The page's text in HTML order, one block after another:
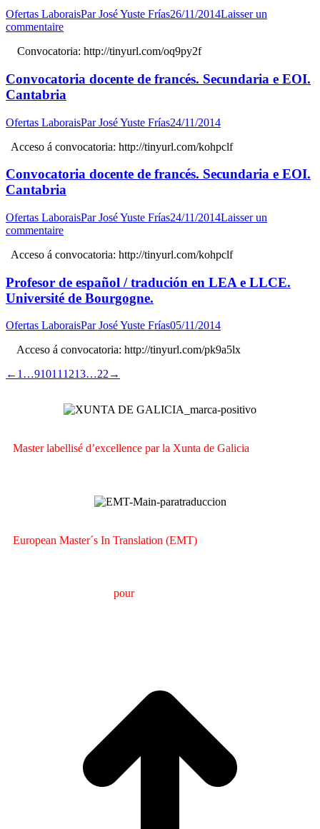
Ofertas LaboraisParJosé Yuste Frías26/11/2014Laisser un
commentaire
Convocatoria: http://tinyurl.com/oq9py2f
Convocatoria docente de francés. Secundaria e EOI.
Cantabria
Ofertas LaboraisParJosé Yuste Frías24/11/2014
Acceso á convocatoria: http://tinyurl.com/kohpclf
Convocatoria docente de francés. Secundaria e EOI.
Cantabria
Ofertas LaboraisParJosé Yuste Frías24/11/2014Laisser un
commentaire
Acceso á convocatoria: http://tinyurl.com/kohpclf
Profesor de español / tradución en LEA e LLCE.
Université de Bourgogne.
Ofertas LaboraisParJosé Yuste Frías05/11/2014
Acceso á convocatoria: http://tinyurl.com/pk9a5lx
← 1 …91011 1213…22 →
Master labellisé d’excellence par la Xunta de Galicia
European Master´s In Translation (EMT)
pourla